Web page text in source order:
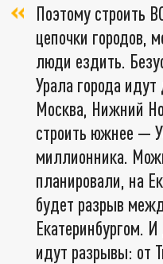
Поэтому строить
цепочки городов,
люди ездить.
Урала города идут
Москва, Нижний
строить южнее —
миллионника.
планировали, на
будет разрыв
Екатеринбургом.
идут разрывы: от